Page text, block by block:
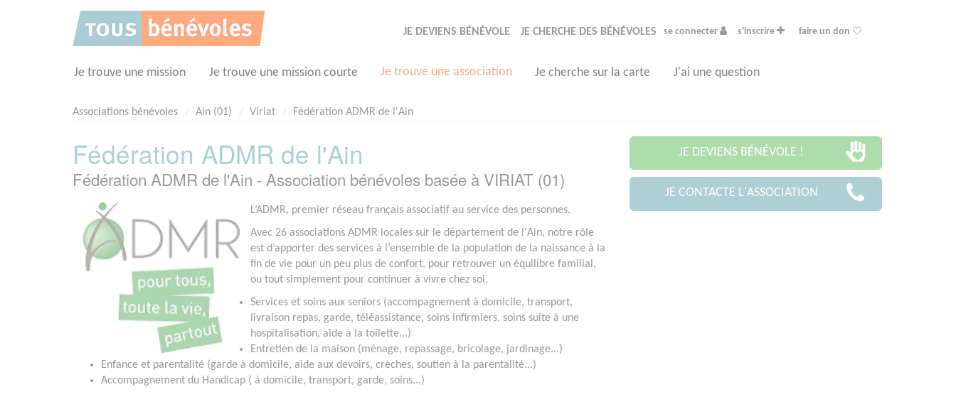
JE DEVIENS BÉNÉVOLE JE CHERCHE DES BÉNÉVOLES se connecter s'inscrire faire un don
Je trouve une mission Je trouve une mission courte Je trouve une association Je cherche sur la carte J'ai une question
Associations bénévoles Ain (01) Viriat Fédération ADMR de l'Ain
Fédération ADMR de l'Ain
Fédération ADMR de l'Ain - Association bénévoles basée à VIRIAT (01)
L’ADMR, premier réseau français associatif au service des personnes.
Avec 26 associations ADMR locales sur le département de l'Ain, notre rôle
est d’apporter des services à l’ensemble de la population de la naissance à la
fin de vie pour un peu plus de confort, pour retrouver un équilibre familial,
ou tout simplement pour continuer à vivre chez soi.
Services et soins aux seniors (accompagnement à domicile, transport,
livraison repas, garde, téléassistance, soins infirmiers, soins suite à une
hospitalisation, aide à la toilette...)
Entretien de la maison (ménage, repassage, bricolage, jardinage...)
Enfance et parentalité (garde à domicile, aide aux devoirs, crèches, soutien à la parentalité...)
Accompagnement du Handicap ( à domicile, transport, garde, soins...)
JE DEVIENS BÉNÉVOLE !
JE CONTACTE L'ASSOCIATION